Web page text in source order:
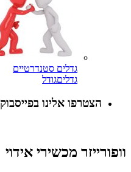
גדלים סטנדרטיים
גדליםגודל
הצטרפו אלינו בפייסבוק
וופורייזר מכשירי אידוי